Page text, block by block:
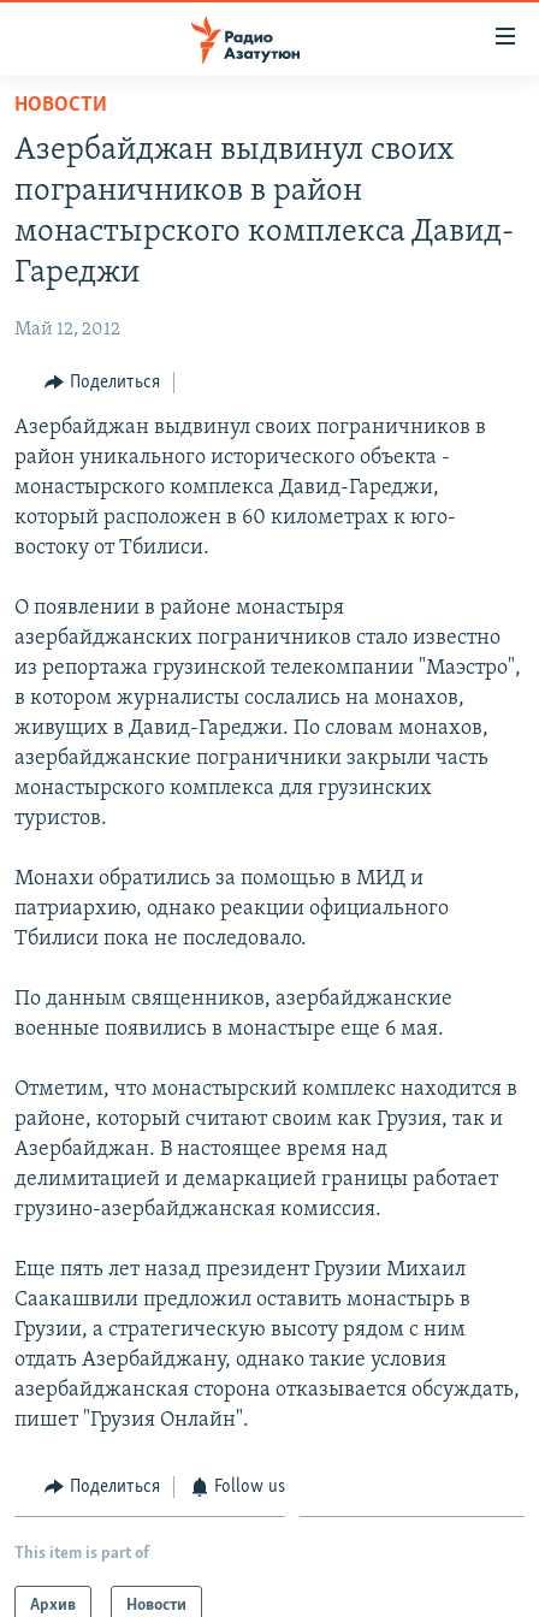
Перейти
основному
содержанию
Перейти
основной
Перейти
поиску
ГЛАВНАЯ
НОВОСТИ
ПОЛИТИКА
ОБЩЕСТВО
РЕГИОН
НАГОРНЫЙ КАРАБАХ
КУЛЬТУРА
СПОРТ
АРХИВ
English
Русский
Все сайты Радио Азатутюн
НОВОСТИ
Азербайджан выдвинул своих
пограничников в район
монастырского комплекса Давид-
Гареджи
Май 12, 2012
Поделиться
Азербайджан выдвинул своих пограничников в
район уникального исторического объекта -
монастырского комплекса Давид-Гареджи,
который расположен в 60 километрах к юго-
востоку от Тбилиси.
О появлении в районе монастыря
азербайджанских пограничников стало известно
из репортажа грузинской телекомпании "Маэстро",
в котором журналисты сослались на монахов,
живущих в Давид-Гареджи. По словам монахов,
азербайджанские пограничники закрыли часть
монастырского комплекса для грузинских
туристов.
Монахи обратились за помощью в МИД и
патриархию, однако реакции официального
Тбилиси пока не последовало.
По данным священников, азербайджанские
военные появились в монастыре еще 6 мая.
Отметим, что монастырский комплекс находится в
районе, который считают своим как Грузия, так и
Азербайджан. В настоящее время над
делимитацией и демаркацией границы работает
грузино-азербайджанская комиссия.
Еще пять лет назад президент Грузии Михаил
Саакашвили предложил оставить монастырь в
Грузии, а стратегическую высоту рядом с ним
отдать Азербайджану, однако такие условия
азербайджанская сторона отказывается обсуждать,
пишет "Грузия Онлайн".
Поделиться Follow us
This item is part of
Архив Новости